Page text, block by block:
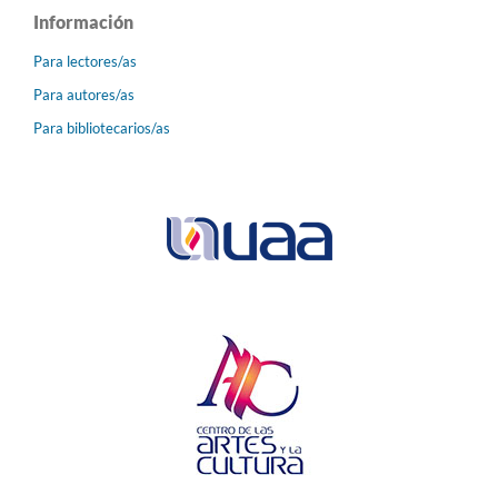
Información
Para lectores/as
Para autores/as
Para bibliotecarios/as